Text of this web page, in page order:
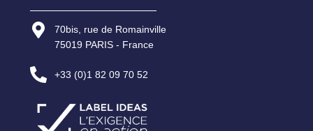
70bis, rue de Romainville
75019 PARIS - France
+33 (0)1 82 09 70 52